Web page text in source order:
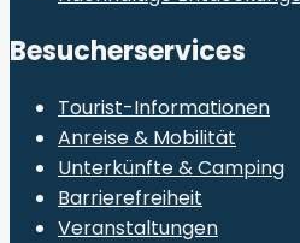
Besucherservices
Tourist-Informationen
Anreise & Mobilität
Unterkünfte & Camping
Barrierefreiheit
Veranstaltungen